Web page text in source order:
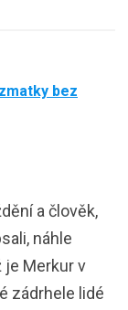
bez
a člověk,
náhle
je Merkur v
zádrhele lidé